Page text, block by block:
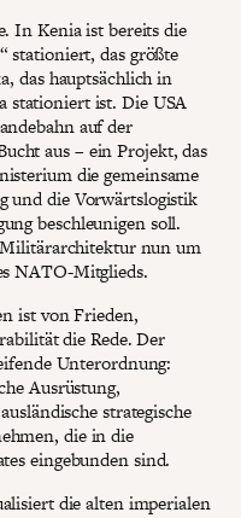
In Kenia ist bereits die
stationiert, das größte
das hauptsächlich in
stationiert ist. Die USA
auf der
aus – ein Projekt, das
die gemeinsame
und die Vorwärtslogistik
beschleunigen soll.
nun um
NATO-Mitglieds.
ist von Frieden,
die Rede. Der
Unterordnung:
Ausrüstung,
strategische
die in die
eingebunden sind.
die alten imperialen